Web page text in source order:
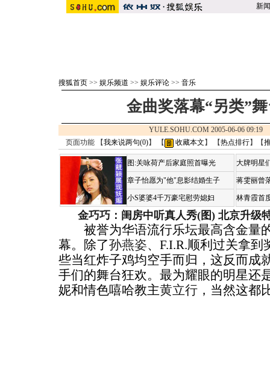
新闻
搜狐首页 >> 娱乐频道 >> 娱乐评论 >> 音乐
金曲奖落幕“另类”
YULE.SOHU.COM 2005-06-06
页面功能 【我来说两句(0)】 【 收藏本文 】 【热点排行】【
图:关咏荷产后家庭照首曝光
章子怡愿为"他"息影结婚生子
小S婆婆4千万豪宅慰劳媳妇
大牌明星
蒋雯丽曾
林青霞首
金巧巧：闺房中听真人秀(图) 北京升级
被誉为华语流行乐坛最高含金量
幕。除了孙燕姿、F.I.R.顺利过关拿到
些当红炸子鸡均空手而归，这反而成
手们的舞台狂欢。最为耀眼的明星还
妮和情色嘻哈教主黄立行 ，当然这都